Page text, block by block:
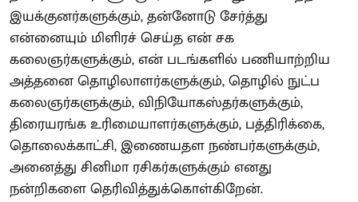
இயக்குனர்களுக்கும், தன்னோடு சேர்த்து
என்னையும் மிளிரச் செய்த என் சக
கலைஞர்களுக்கும், என் படங்களில் பணியாற்றிய
அத்தனை தொழிலாளர்களுக்கும், தொழில் நுட்ப
கலைஞர்களுக்கும், விநியோகஸ்தர்களுக்கும்,
திரையரங்க உரிமையாளர்களுக்கும், பத்திரிக்கை,
தொலைக்காட்சி, இணையதள நண்பர்களுக்கும்,
அனைத்து சினிமா ரசிகர்களுக்கும் எனது
நன்றிகளை தெரிவித்துக்கொள்கிறேன்.